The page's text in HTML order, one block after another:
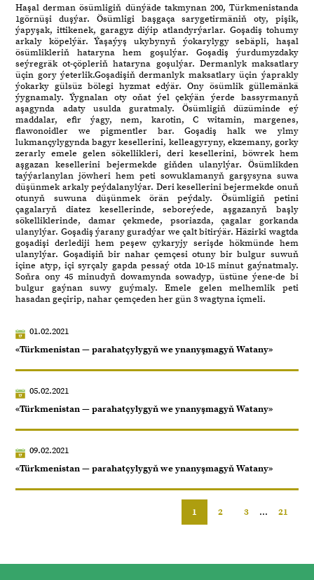
Haşal derman ösümligiň dünýäde takmynan 200, Türkmenistanda
1görnüşi duşýar. Ösümligi başgaça sarygetirmäniň oty, pişik,
ýapyşak, ittikenek, garagyz diýip atlandyrýarlar. Goşadiş tohumy
arkaly köpelýär. Ýaşaýyş ukybynyň ýokarylygy sebäpli, haşal
ösümlikleriň hataryna hem goşulýar. Goşadiş ýurdumyzdaky
seýregräk ot-çöpleriň hataryna goşulýar. Dermanlyk maksatlary
üçin gory ýeterlik.Goşadişiň dermanlyk maksatlary üçin ýaprakly
ýokarky gülsüz bölegi hyzmat edýär. Ony ösümlik güllemänkä
ýygnamaly. Ýygnalan oty oňat ýel çekýän ýerde bassyrmanyň
aşagynda adaty usulda guratmaly. Ösümligiň düzüminde eý
maddalar, efir ýagy, nem, karotin, C witamin, margenes,
flawonoidler we pigmentler bar. Goşadiş halk we ylmy
lukmançylygynda bagyr kesellerini, kelleagyryny, ekzemany, gorky
zerarly emele gelen sökellikleri, deri kesellerini, böwrek hem
aşgazan kesellerini bejermekde giňden ulanylýar. Ösümlikden
taýýarlanylan jöwheri hem peti sowuklamanyň garşysyna suwa
düşünmek arkaly peýdalanylýar. Deri kesellerini bejermekde onuň
otunyň suwuna düşünmek örän peýdaly. Ösümligiň petini
çagalaryň diatez kesellerinde, seboreýede, aşgazanyň başly
sökelliklerinde, damar çekmede, psoriazda, çagalar gorkanda
ulanylýar. Goşadiş ýarany guradýar we çalt bitirýär. Häzirki wagtda
goşadişi derlediji hem peşew çykaryjy serişde hökmünde hem
ulanylýar. Goşadişiň bir nahar çemçesi otuny bir bulgur suwuň
içine atyp, içi syrçaly gapda pessaý otda 10-15 minut gaýnatmaly.
Soňra ony 45 minudyň dowamynda sowadyp, üstüne ýene-de bi
bulgur gaýnan suwy guýmaly. Emele gelen melhemlik peti
hasadan geçirip, nahar çemçeden her gün 3 wagtyna içmeli.
01.02.2021
«Türkmenistan — parahatçylygyň we ynanyşmagyň Watany»
05.02.2021
«Türkmenistan — parahatçylygyň we ynanyşmagyň Watany»
09.02.2021
«Türkmenistan — parahatçylygyň we ynanyşmagyň Watany»
1 2 3 ... 21